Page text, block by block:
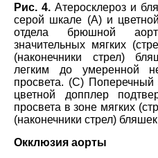
Рис. 4. Атеросклероз и
серой шкале (А) и
отдела брюшной
значительных мягких
(наконечники стрел)
легким до умеренной
просвета. (C)
цветной допплер
просвета в зоне мягких
(наконечники стрел)
Окклюзия аорты